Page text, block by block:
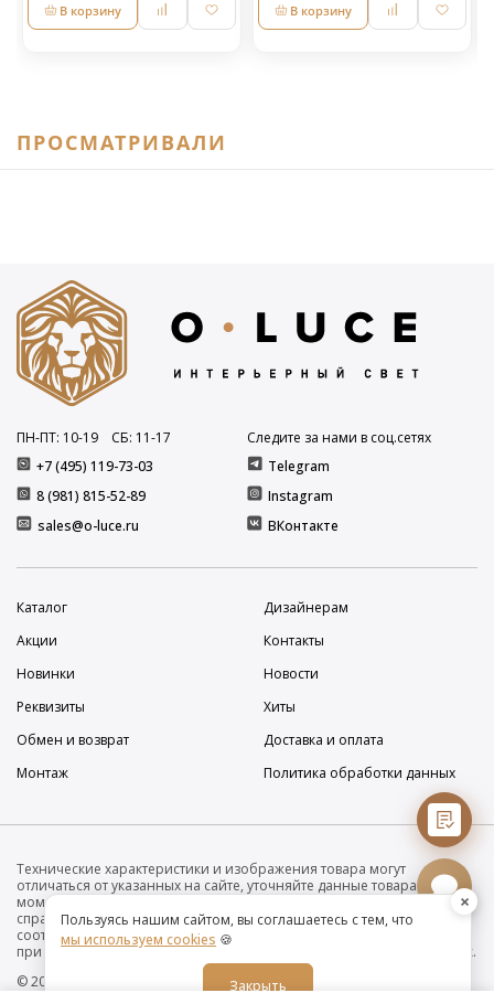
В корзину В корзину
ПРОСМАТРИВАЛИ
+7 (495) 119-73-03
8 (981) 815-52-89
ПН-ПТ: 10-19 СБ: 11-17
sales@o-luce.ru
Следите за нами в соц.сетях
Telegram
Instagram
ВКонтакте
Каталог
Дизайнерам
Акции
Контакты
Новинки
Новости
Реквизиты
Хиты
Обмен и возврат
Доставка и оплата
Монтаж
Политика обработки данных
Технические характеристики и изображения товара могут
отличаться от указанных на сайте, уточняйте данные товара на
момент покупки и оплаты. Вся информация на сайте о товарах носит
справочный характер и не является публичной офертой в
соответствии с пунктом 2 статьи 437 ГК РФ. Убедительно просим Вас
при покупке проверять наличие желаемых функций и характеристик.
© 2019-2026 Интернет-магазин дизайнерских светильников O•Luce
Пользуясь нашим сайтом, вы соглашаетесь с тем, что
мы используем cookies 🍪
Закрыть
×